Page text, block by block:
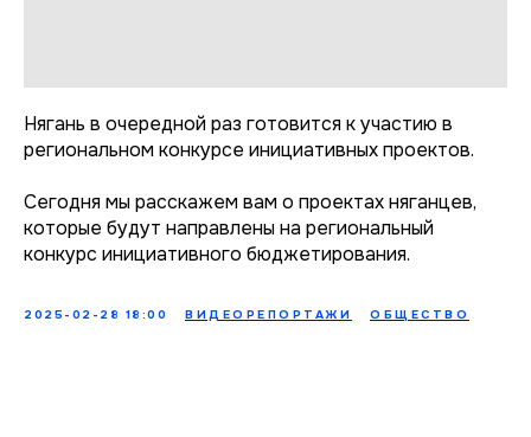
Нягань в очередной раз готовится к участию в
региональном конкурсе инициативных проектов.
Сегодня мы расскажем вам о проектах няганцев,
которые будут направлены на региональный
конкурс инициативного бюджетирования.
2025-02-28 18:00 ВИДЕОРЕПОРТАЖИ ОБЩЕСТВО